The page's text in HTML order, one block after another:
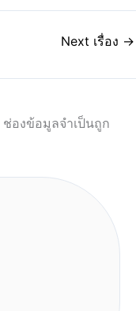
Next เรื่อง →
ช่องข้อมูลจำเป็นถูก